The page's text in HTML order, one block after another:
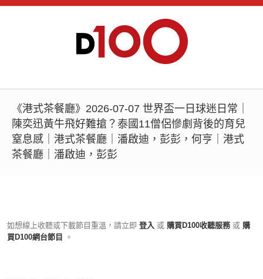
《港式茶餐廳》2026-07-07 世界盃一日球迷日常｜
陳奕迅黃牛飛好難搶？泰國11僧侶慘劇背後的育兒
窒息感｜港式茶餐廳｜潘啟迪，彭彭，何亨｜港式
茶餐廳｜潘啟迪，彭彭
如想線上收聽或下載節目重溫，請立即 登入 或 購買D100收聽服務 或 購
買D100網台節目
。